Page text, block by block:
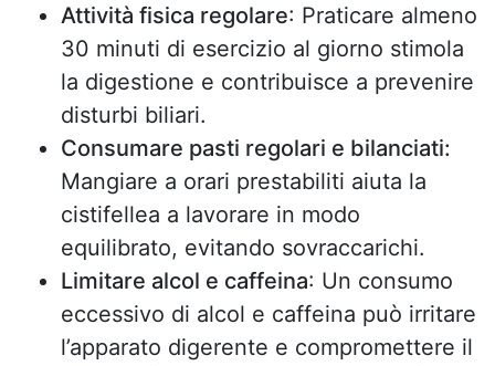
Attività fisica regolare: Praticare almeno
30 minuti di esercizio al giorno stimola
la digestione e contribuisce a prevenire
disturbi biliari.
Consumare pasti regolari e bilanciati:
Mangiare a orari prestabiliti aiuta la
cistifellea a lavorare in modo
equilibrato, evitando sovraccarichi.
Limitare alcol e caffeina: Un consumo
eccessivo di alcol e caffeina può irritare
l’apparato digerente e compromettere il